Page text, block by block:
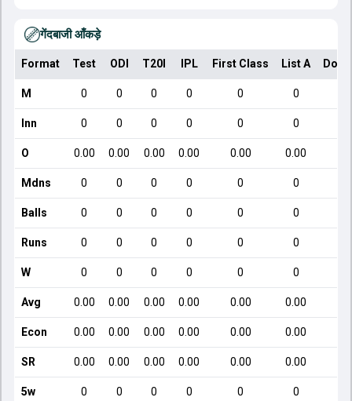
गेंदबाजी आँकड़े
Format Test ODI T20I IPL First Class List A
M 0 0 0 0 0 0
Inn 0 0 0 0 0 0
O 0.00 0.00 0.00 0.00 0.00 0.00
Mdns 0 0 0 0 0 0
Balls 0 0 0 0 0 0
Runs 0 0 0 0 0 0
W 0 0 0 0 0 0
Avg 0.00 0.00 0.00 0.00 0.00 0.00
Econ 0.00 0.00 0.00 0.00 0.00 0.00
SR 0.00 0.00 0.00 0.00 0.00 0.00
5w 0 0 0 0 0 0